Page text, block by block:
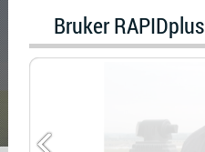
Bruker RAPIDplus